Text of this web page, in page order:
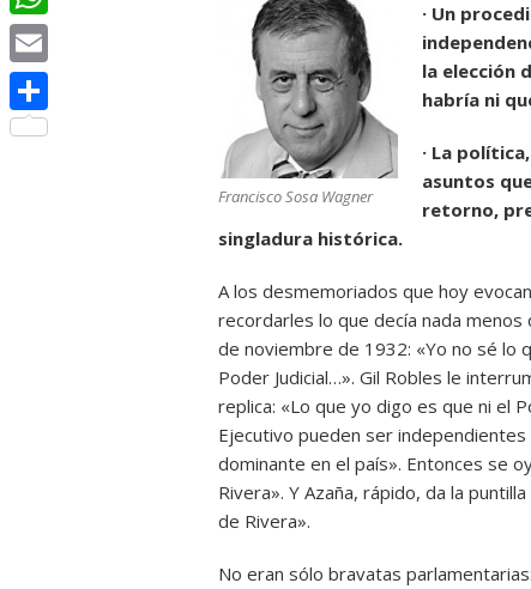
Francisco Sosa Wagner
· Un
la elección
habría ni
· La
asuntos
retorno,
singladura histórica.
A los desmemoriados que hoy
recordarles lo que decía nada menos
de noviembre de 1932: «Yo no sé lo
Poder Judicial…». Gil Robles le
replica: «Lo que yo digo es que ni el
Ejecutivo pueden ser
dominante en el país». Entonces se
Rivera». Y Azaña, rápido, da la
de Rivera».
No eran sólo bravatas
WhatsApp
Email
Compartir